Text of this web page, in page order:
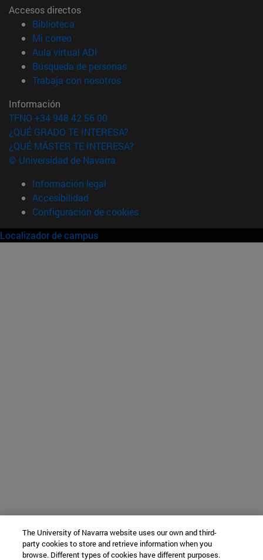
Accesos directos
Biblioteca
Mi correo(abre en nueva ventana)
Aula virtual ADI
Búsqueda de personas(abre en nueva ventana)
Trabaja con nosotros(abre en nueva ventana)
Información
TFNO +34 948 42 56 00
¿QUÉ GRADO TE INTERESA?
¿QUÉ MÁSTER TE INTERESA?
© Universidad de Navarra
Información legal
Accesibilidad
Configuración de cookies
Localizador de campus
The University of Navarra website uses our own and third-
party cookies to store and retrieve information when you
browse. Different types of cookies have different purposes.